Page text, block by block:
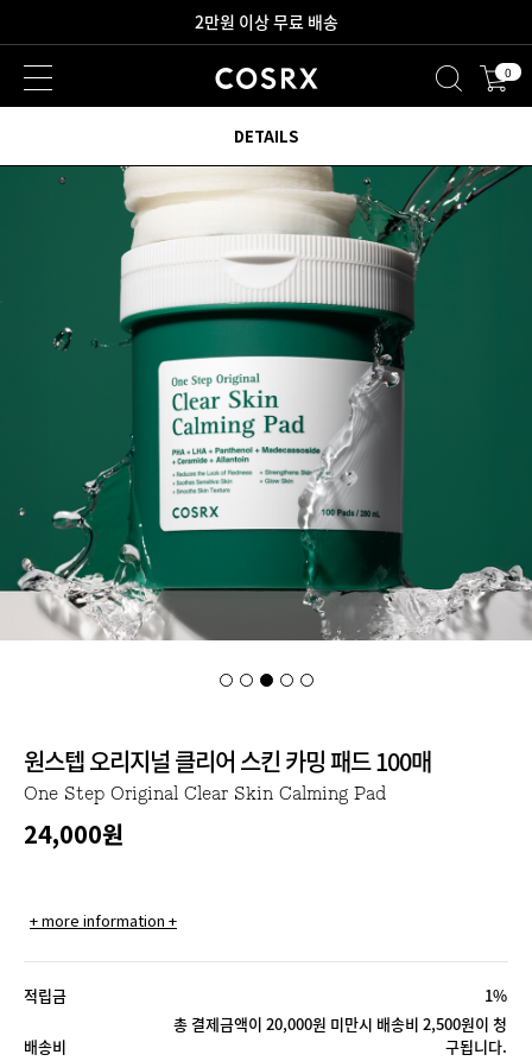
새로워진 회원 혜택을 만나보세요!
2만원 이상 무료 배송 0
원스텝 오리지널 클리어 스킨 카밍 패드 100매
One Step Original Clear Skin Calming Pad
24,000원
+ more information +
적립금 1%
배송비
총 결제금액이 20,000원 미만시 배송비 2,500원이 청
구됩니다.
DETAILS